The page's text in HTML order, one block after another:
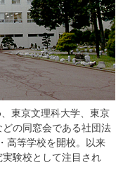
東京文理科大学、東京
の同窓会である社団法
高等学校を開校。以来
験校として注目され